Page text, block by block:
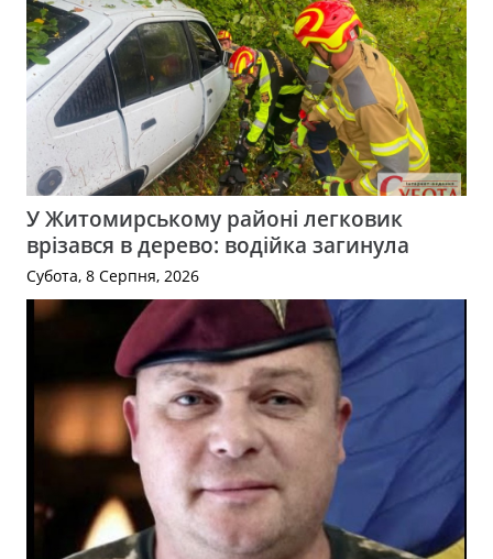
У Житомирському районі легковик
врізався в дерево: водійка загинула
Субота, 8 Серпня, 2026